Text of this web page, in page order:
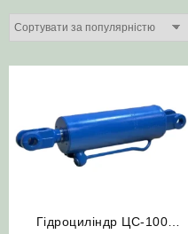
популярністю
Гідроциліндр ЦС-100